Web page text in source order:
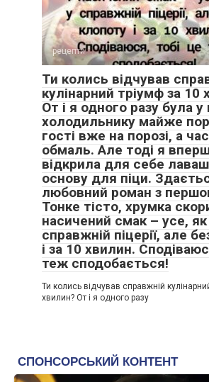
рецепти
Ти колись відчував
кулінарний тріумф за 10
От і я одного разу була у
холодильнику майже
гості вже на порозі, а
обмаль. Але тоді я
відкрила для себе
основу для піци.
любовний роман з
Тонке тісто, хрумка
насичений смак – усе, як
справжній піцерії, але
і за 10 хвилин.
теж сподобається!
Ти колись відчував справжній
хвилин? От і я одного разу